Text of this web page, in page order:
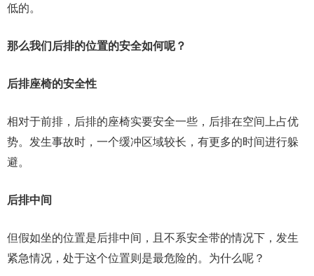
低的。
那么我们后排的位置的安全如何呢？
后排座椅的安全性
相对于前排，后排的座椅实要安全一些，后排在空间上占优
势。发生事故时，一个缓冲区域较长，有更多的时间进行躲
避。
后排中间
但假如坐的位置是后排中间，且不系安全带的情况下，发生
紧急情况，处于这个位置则是最危险的。为什么呢？